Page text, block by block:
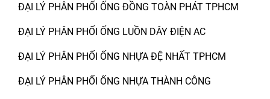
ĐẠI LÝ PHÂN PHỐI ỐNG ĐỒNG TOÀN PHÁT TPHCM
ĐẠI LÝ PHÂN PHỐI ỐNG LUỒN DÂY ĐIỆN AC
ĐẠI LÝ PHÂN PHỐI ỐNG NHỰA ĐỆ NHẤT TPHCM
ĐẠI LÝ PHÂN PHỐI ỐNG NHỰA THÀNH CÔNG